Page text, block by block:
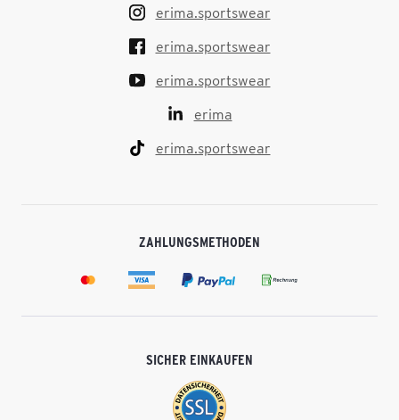
erima.sportswear
erima.sportswear
erima.sportswear
erima
erima.sportswear
ZAHLUNGSMETHODEN
SICHER EINKAUFEN